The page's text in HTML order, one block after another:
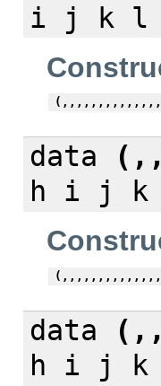
i j k l
data
h i j k
data
h i j k